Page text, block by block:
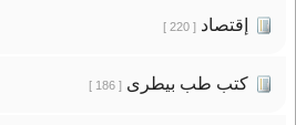
إقتصاد[ 220 ]
كتب طب بيطرى[ 186 ]